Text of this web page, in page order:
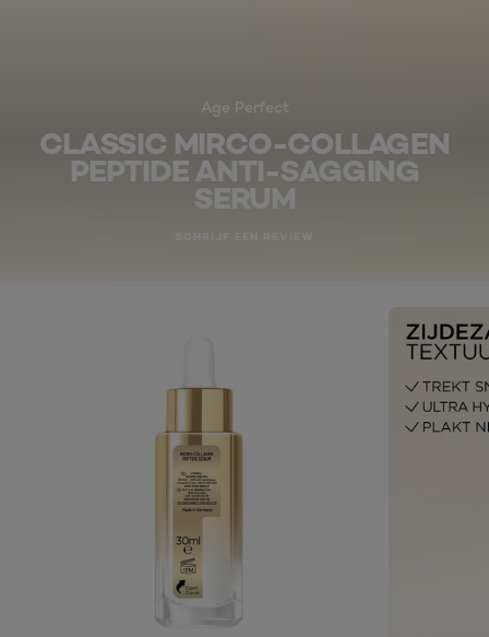
Age Perfect
CLASSIC MIRCO-COLLAGEN
PEPTIDE ANTI-SAGGING
SERUM